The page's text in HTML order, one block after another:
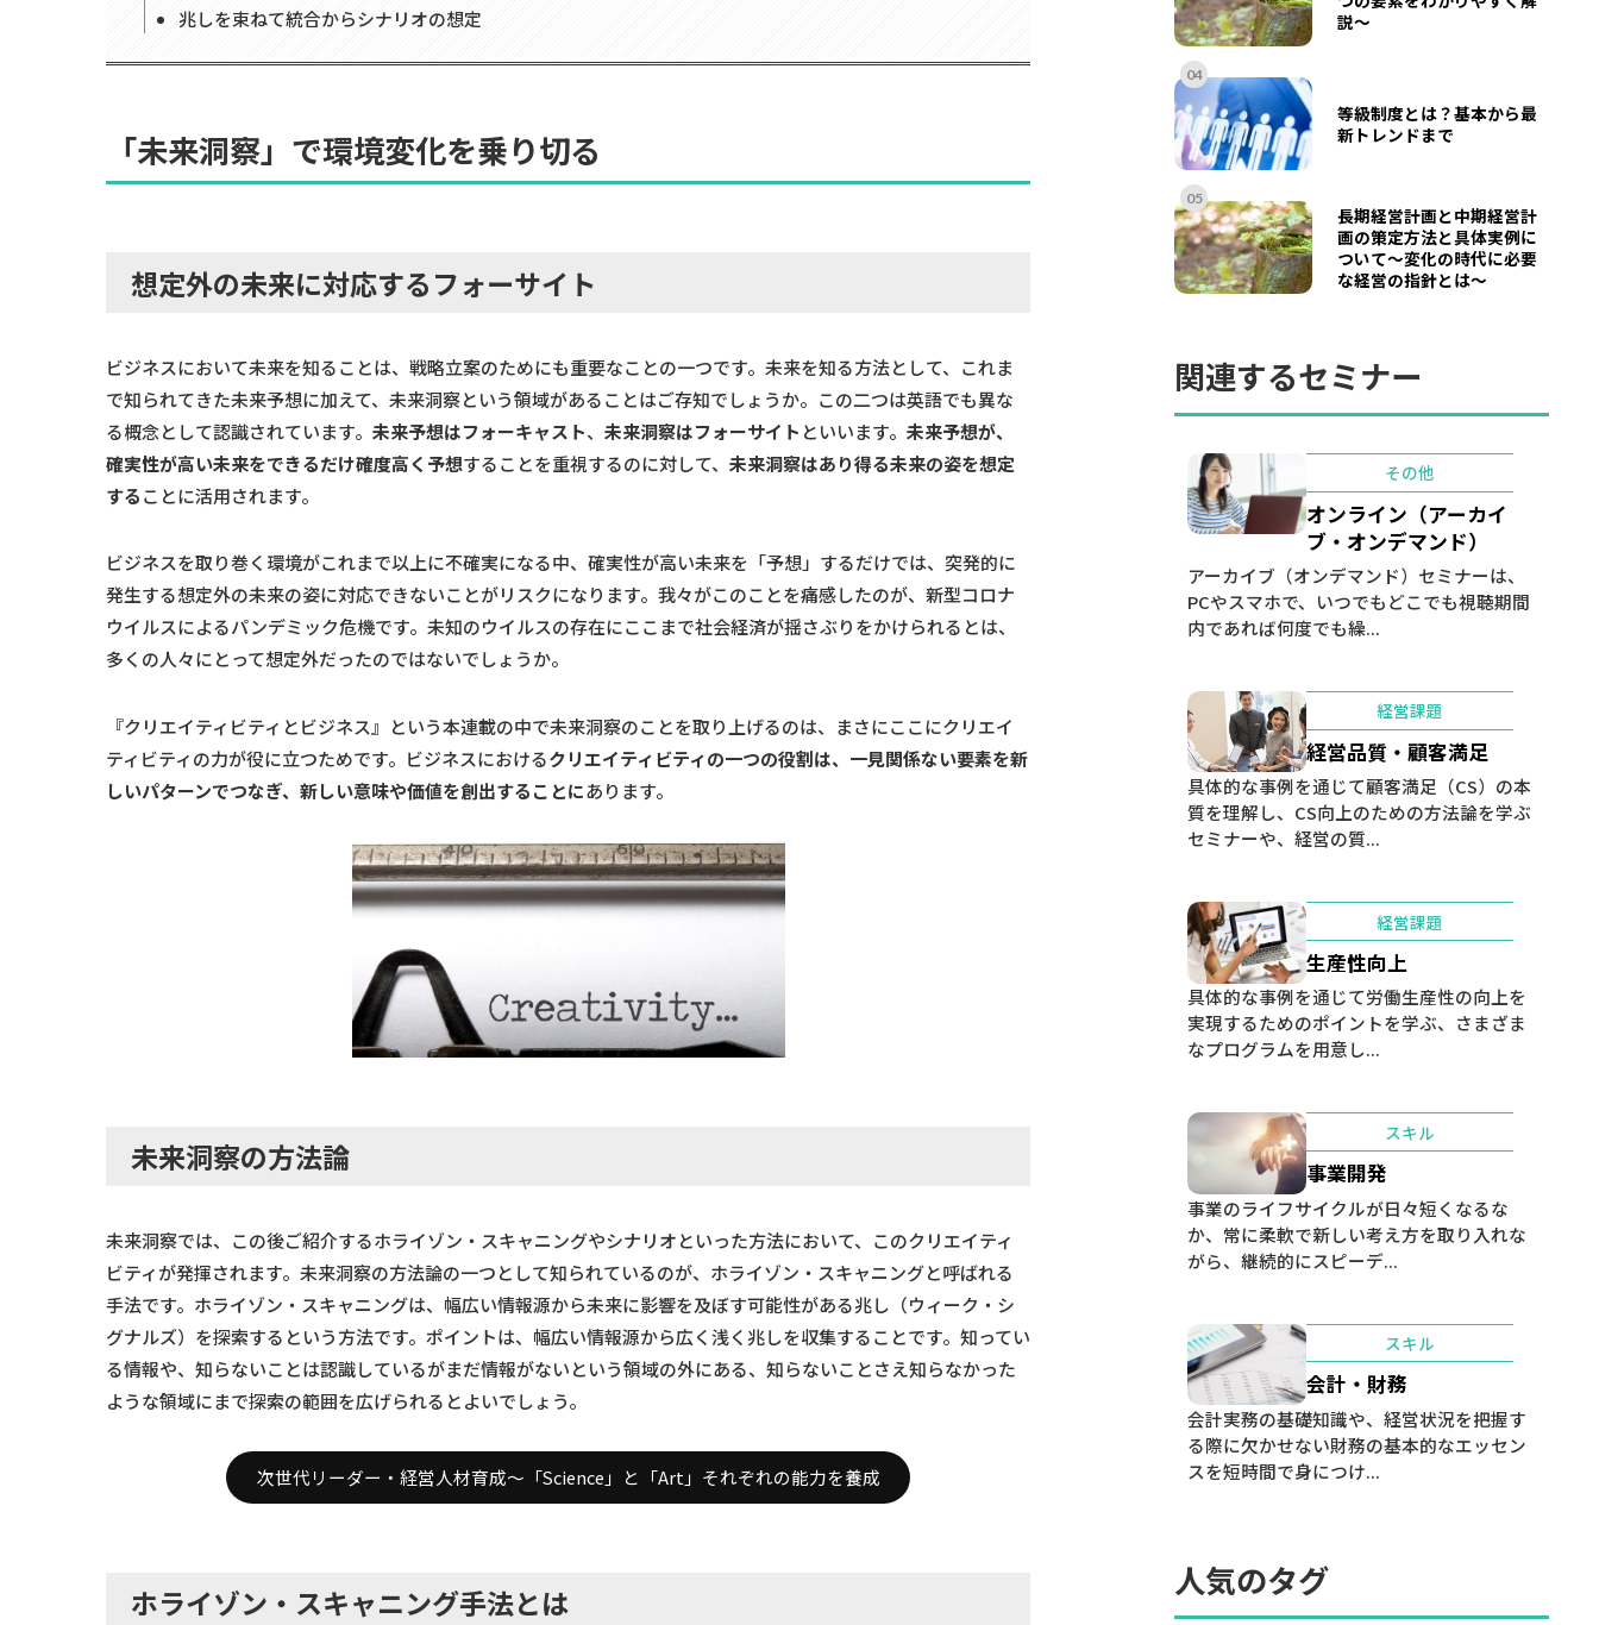
兆しを束ねて統合からシナリオの想定
「未来洞察」で環境変化を乗り切る
想定外の未来に対応するフォーサイト
ビジネスにおいて未来を知ることは、戦略立案のためにも重要なことの一つです。未来を知る方法として、これま
で知られてきた未来予想に加えて、未来洞察という領域があることはご存知でしょうか。この二つは英語でも異な
る概念として認識されています。未来予想はフォーキャスト、未来洞察はフォーサイト といいます。未来予想が、
確実性が高い未来をできるだけ確度高く予想することを重視するのに対して、未来洞察はあり得る未来の姿を想定
することに活用されます。
ビジネスを取り巻く環境がこれまで以上に不確実になる中、確実性が高い未来を「予想」するだけでは、突発的に
発生する想定外の未来の姿に対応できないことがリスクになります。我々がこのことを痛感したのが、新型コロナ
ウイルスによるパンデミック危機です。未知のウイルスの存在にここまで社会経済が揺さぶりをかけられるとは、
多くの人々にとって想定外だったのではないでしょうか。
『クリエイティビティとビジネス』という本連載の中で未来洞察のことを取り上げるのは、まさにここにクリエイ
ティビティの力が役に立つためです。ビジネスにおけるクリエイティビティの一つの役割は、一見関係ない要素を新
しいパターンでつなぎ、新しい意味や価値を創出することにあります。
未来洞察の方法論
未来洞察では、この後ご紹介するホライゾン・スキャニングやシナリオといった方法において、このクリエイティ
ビティが発揮されます。未来洞察の方法論の一つとして知られているのが、ホライゾン・スキャニングと呼ばれる
手法です。ホライゾン・スキャニングは、幅広い情報源から未来に影響を及ぼす可能性がある兆し（ウィーク・シ
グナルズ）を探索するという方法です。ポイントは、幅広い情報源から広く浅く兆しを収集することです。知ってい
る情報や、知らないことは認識しているがまだ情報がないという領域の外にある、知らないことさえ知らなかった
ような領域にまで探索の範囲を広げられるとよいでしょう。
次世代リーダー・経営人材育成～「Science」と「Art」それぞれの能力を養成
ホライゾン・スキャニング手法とは
説～
04
等級制度とは？基本から最
新トレンドまで
05
長期経営計画と中期経営計
画の策定方法と具体実例に
ついて〜変化の時代に必要
な経営の指針とは〜
関連するセミナー
その他
オンライン（アーカイ
ブ・オンデマンド）
アーカイブ（オンデマンド）セミナーは、
PCやスマホで、いつでもどこでも視聴期間
内であれば何度でも繰...
経営課題
経営品質・顧客満足
具体的な事例を通じて顧客満足（CS）の本
質を理解し、CS向上のための方法論を学ぶ
セミナーや、経営の質...
経営課題
生産性向上
具体的な事例を通じて労働生産性の向上を
実現するためのポイントを学ぶ、さまざま
なプログラムを用意し...
スキル
事業開発
事業のライフサイクルが日々短くなるな
か、常に柔軟で新しい考え方を取り入れな
がら、継続的にスピーデ...
スキル
会計・財務
会計実務の基礎知識や、経営状況を把握す
る際に欠かせない財務の基本的なエッセン
スを短時間で身につけ...
人気のタグ